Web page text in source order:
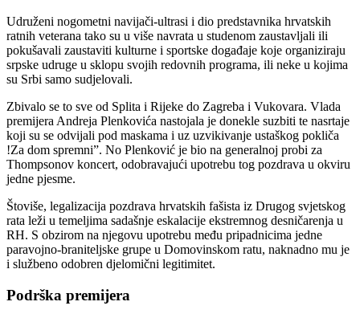
Udruženi nogometni navijači-ultrasi i dio predstavnika hrvatskih
ratnih veterana tako su u više navrata u studenom zaustavljali ili
pokušavali zaustaviti kulturne i sportske događaje koje organiziraju
srpske udruge u sklopu svojih redovnih programa, ili neke u kojima
su Srbi samo sudjelovali.
Zbivalo se to sve od Splita i Rijeke do Zagreba i Vukovara. Vlada
premijera Andreja Plenkovića nastojala je donekle suzbiti te nasrtaje
koji su se odvijali pod maskama i uz uzvikivanje ustaškog pokliča
!Za dom spremni”. No Plenković je bio na generalnoj probi za
Thompsonov koncert, odobravajući upotrebu tog pozdrava u okviru
jedne pjesme.
Štoviše, legalizacija pozdrava hrvatskih fašista iz Drugog svjetskog
rata leži u temeljima sadašnje eskalacije ekstremnog desničarenja u
RH. S obzirom na njegovu upotrebu među pripadnicima jedne
paravojno-braniteljske grupe u Domovinskom ratu, naknadno mu je
i službeno odobren djelomični legitimitet.
Podrška premijera